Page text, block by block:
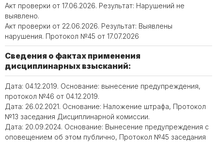
Акт проверки от 17.06.2026. Результат: Нарушений не
выявлено.
Акт проверки от 22.06.2026. Результат: Выявлены
нарушения. Протокол №45 от 17.07.2026
Сведения о фактах применения
дисциплинарных взысканий:
Дата: 04.12.2019. Основание: вынесение предупреждения,
протокол №46 от 04.12.2019.
Дата: 26.02.2021. Основание: Наложение штрафа, Протокол
№13 заседания Дисциплинарной комиссии.
Дата: 20.09.2024. Основание: Вынесение предупреждения с
оповещением об этом публично, Протокол №45 заседания